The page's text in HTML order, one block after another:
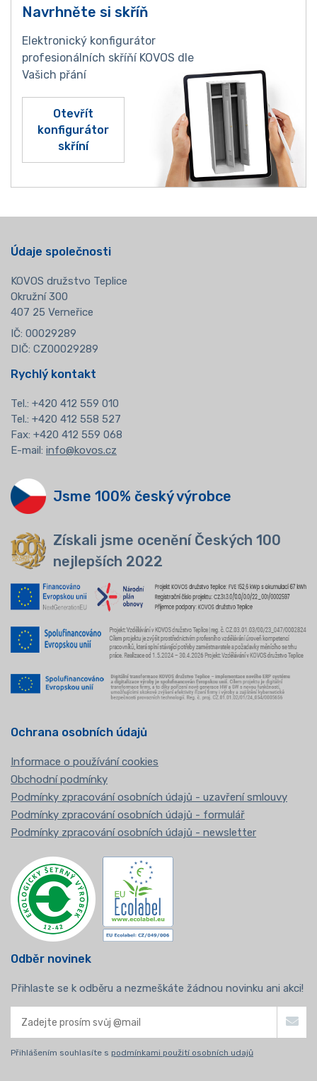
Navrhněte si skříň
Elektronický konfigurátor
profesionálních skříňí KOVOS dle
Vašich přání
Otevřít
konfigurátor
skříní
Údaje společnosti
KOVOS družstvo Teplice
Okružní 300
407 25 Verneřice
IČ: 00029289
DIČ: CZ00029289
Rychlý kontakt
Tel.: +420 412 559 010
Tel.: +420 412 558 527
Fax: +420 412 559 068
E-mail: info@kovos.cz
Jsme 100% český výrobce
Získali jsme ocenění Českých 100
nejlepších 2022
Ochrana osobních údajů
Informace o používání cookies
Obchodní podmínky
Podmínky zpracování osobních údajů - uzavření smlouvy
Podmínky zpracování osobních údajů - formulář
Podmínky zpracování osobních údajů - newsletter
Odběr novinek
Přihlaste se k odběru a nezmeškáte žádnou novinku ani akci!
Přihlášením souhlasíte s podmínkami použití osobních udajů